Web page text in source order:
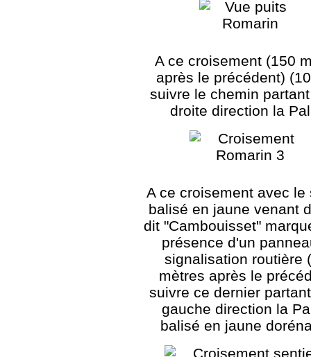
A ce croisement (150
après le précédent)
suivre le chemin
droite direction la
A ce croisement avec le
balisé en jaune venant
dit "Cambouisset"
présence d'un
signalisation routière
mètres après le
suivre ce dernier
gauche direction la
balisé en jaune